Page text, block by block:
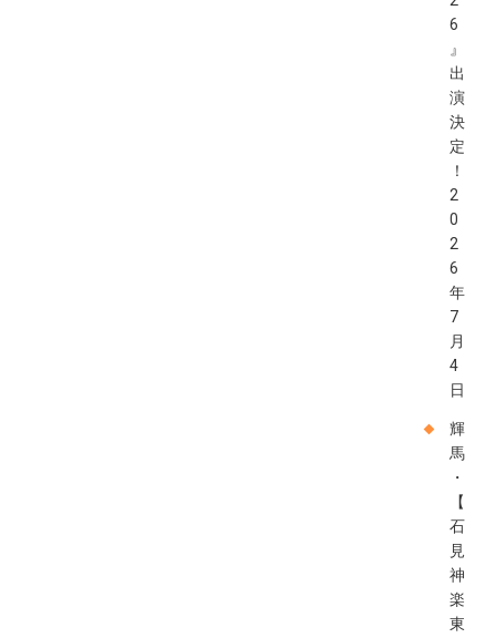
6
』
出
演
決
定
！
2
0
2
6
年
7
月
4
日
輝
馬
・
【
石
見
神
楽
東